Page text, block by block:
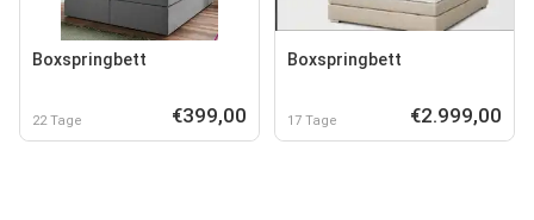
Boxspringbett
22 Tage €399,00
Boxspringbett
17 Tage €2.999,00